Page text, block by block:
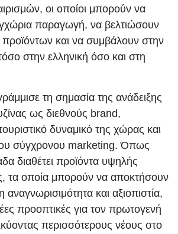
οι οποίοι μπορούν να
παραγωγή, να βελτιώσουν
προϊόντων και να συμβάλουν στην
στην ελληνική όσο και στη
τη σημασία της ανάδειξης
ως διεθνούς brand,
δυναμικό της χώρας και
σύγχρονου marketing. Όπως
διαθέτει προϊόντα υψηλής
τα οποία μπορούν να αποκτήσουν
και αξιοπιστία,
προοπτικές για τον πρωτογενή
περισσότερους νέους στο